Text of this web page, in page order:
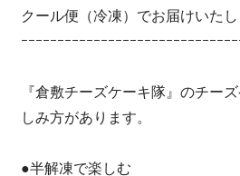
クール便（冷凍）でお届けいた
ｰｰｰｰｰｰｰｰｰｰｰｰｰｰｰｰｰｰｰｰｰｰｰｰｰｰｰｰｰ
『倉敷チーズケーキ隊』のチー
しみ方があります。
●半解凍で楽しむ